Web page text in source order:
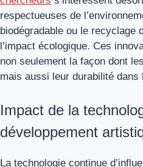
respectueuses de
biodégradable ou le recyclage
l’impact écologique. Ces
non seulement la façon dont
mais aussi leur durabilité dans
Impact de la
développement
La technologie continue